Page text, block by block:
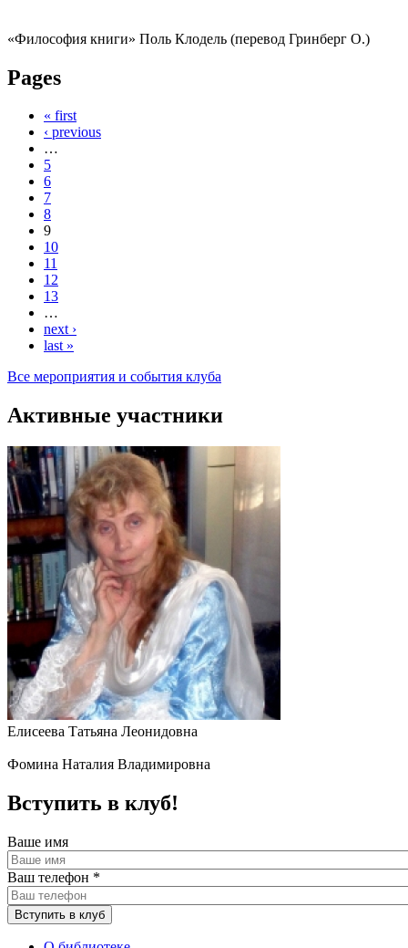
«Философия книги» Поль Клодель (перевод Гринберг О.)
Pages
« first
‹ previous
…
5
6
7
8
9
10
11
12
13
…
next ›
last »
Все мероприятия и события клуба
Активные участники
Елисеева Татьяна Леонидовна
Фомина Наталия Владимировна
Вступить в клуб!
Ваше имя
Ваш телефон *